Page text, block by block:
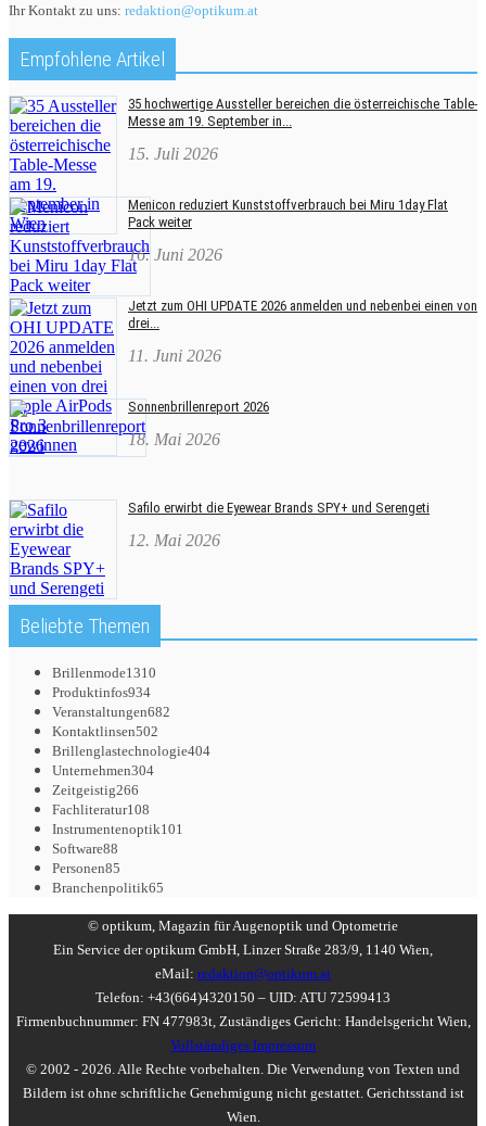
Ihr Kontakt zu uns: redaktion@optikum.at
Empfohlene Artikel
35 hochwertige Aussteller bereichen die österreichische Table-
Messe am 19. September in...
15. Juli 2026
Menicon reduziert Kunststoffverbrauch bei Miru 1day Flat
Pack weiter
16. Juni 2026
Jetzt zum OHI UPDATE 2026 anmelden und nebenbei einen von
drei...
11. Juni 2026
Sonnenbrillenreport 2026
18. Mai 2026
Safilo erwirbt die Eyewear Brands SPY+ und Serengeti
12. Mai 2026
Beliebte Themen
Brillenmode1310
Produktinfos934
Veranstaltungen682
Kontaktlinsen502
Brillenglastechnologie404
Unternehmen304
Zeitgeistig266
Fachliteratur108
Instrumentenoptik101
Software88
Personen85
Branchenpolitik65
© optikum, Magazin für Augenoptik und Optometrie
Ein Service der optikum GmbH, Linzer Straße 283/9, 1140 Wien,
eMail: redaktion@optikum.at
Telefon: +43(664)4320150 – UID: ATU 72599413
Firmenbuchnummer: FN 477983t, Zuständiges Gericht: Handelsgericht Wien,
Vollständiges Impressum
© 2002 - 2026. Alle Rechte vorbehalten. Die Verwendung von Texten und
Bildern ist ohne schriftliche Genehmigung nicht gestattet. Gerichtsstand ist
Wien.